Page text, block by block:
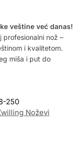
veštine već danas!
profesionalni nož –
i kvalitetom.
miša i put do
250
Noževi